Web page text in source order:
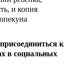
и копия
к
в социальных